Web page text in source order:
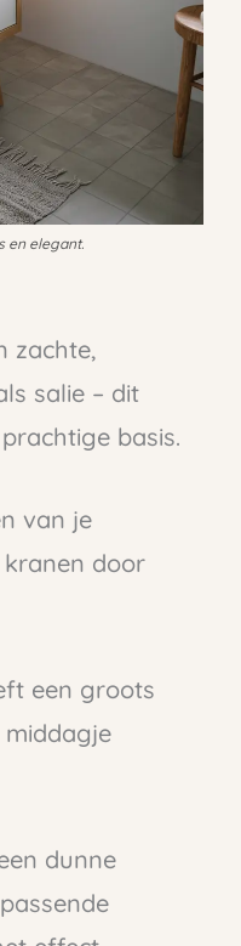
en elegant.
zachte,
salie – dit
basis.
van je
door
een groots
dunne